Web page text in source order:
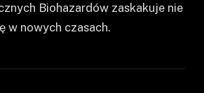
Biohazardów zaskakuje nie
w nowych czasach.